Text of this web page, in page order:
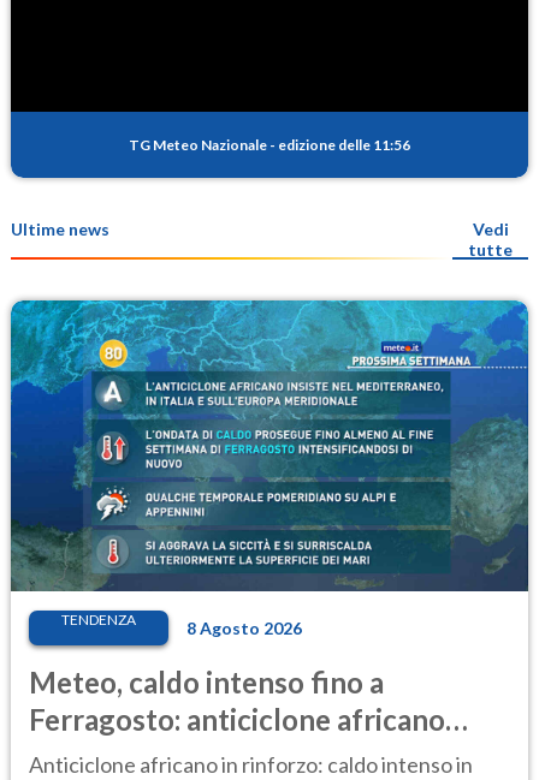
TG Meteo Nazionale - edizione delle 11:56
Ultime news
Vedi
tutte
TENDENZA 8 Agosto 2026
Meteo, caldo intenso fino a
Ferragosto: anticiclone africano
ancora protagonista
Anticiclone africano in rinforzo: caldo intenso in